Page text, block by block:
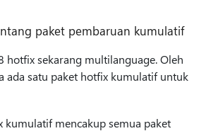
paket pembaruan kumulatif
hotfix sekarang multilanguage. Oleh
ada satu paket hotfix kumulatif untuk
kumulatif mencakup semua paket